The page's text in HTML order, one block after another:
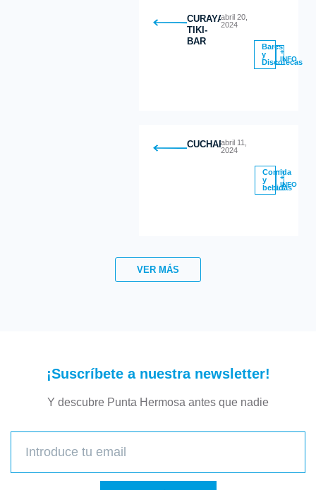
CURAYACU
TIKI-
BAR
abril 20,
2024
Bares
y
Discotecas
+
INFO
CUCHARITAS
abril 11,
2024
Comida
y
bebidas
+
INFO
VER MÁS
¡Suscríbete a nuestra newsletter!
Y descubre Punta Hermosa antes que nadie